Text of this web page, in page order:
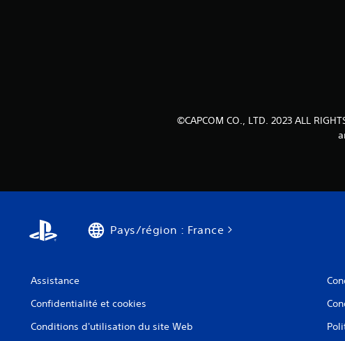
©CAPCOM CO., LTD. 2023 ALL
Pays/région : France
Assistance
Confidentialité et cookies
Conditions d'utilisation du site Web